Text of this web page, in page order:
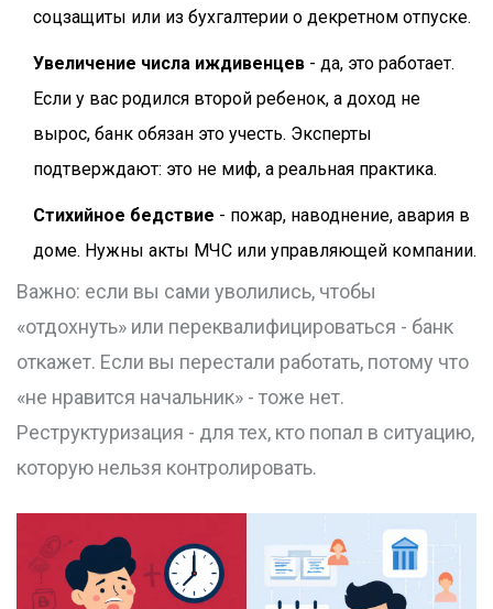
соцзащиты или из бухгалтерии о декретном отпуске.
Увеличение числа иждивенцев - да, это работает.
Если у вас родился второй ребенок, а доход не
вырос, банк обязан это учесть. Эксперты
подтверждают: это не миф, а реальная практика.
Стихийное бедствие - пожар, наводнение, авария в
доме. Нужны акты МЧС или управляющей компании.
Важно: если вы сами уволились, чтобы
«отдохнуть» или переквалифицироваться - банк
откажет. Если вы перестали работать, потому что
«не нравится начальник» - тоже нет.
Реструктуризация - для тех, кто попал в ситуацию,
которую нельзя контролировать.